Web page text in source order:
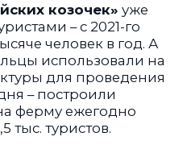
козочек» уже
– с 2021-го
человек в год. А
использовали на
для проведения
– построили
ферму ежегодно
тыс. туристов.